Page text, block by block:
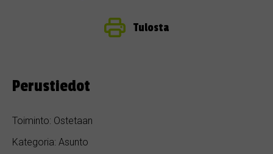
Tulosta
Perustiedot
Toiminto: Ostetaan
Kategoria: Asunto